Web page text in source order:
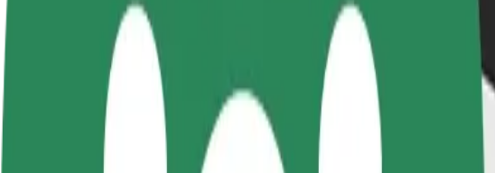
პარტნიორი
საკუთარი
გრაფიკით
შეასრულე შეკვეთები და გამოიმუშვე
თანხა ყოველკვირეულად
მოიზიდე
და